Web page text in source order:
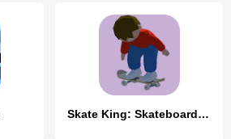
Skate King: Skateboard Stunts